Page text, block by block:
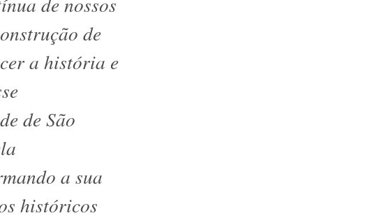
de
a história e
de São
a sua
históricos